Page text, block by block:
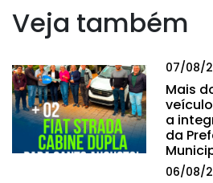
Veja também
07/08/
Mais
a
da
06/08/